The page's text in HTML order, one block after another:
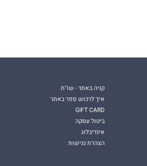
קניה באתר - שו"ת
איך לרכוש ספר באתר
GIFT CARD
ביטול עסקה
אינדיבלוג
הצהרת נגישות